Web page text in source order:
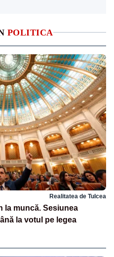
POLITICA
Realitatea de Tulcea
la muncă. Sesiunea
la votul pe legea